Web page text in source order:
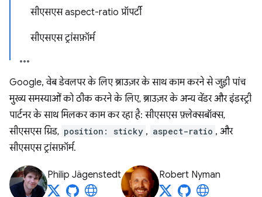
सीएसएस aspect-ratio प्रॉपर्टी
सीएसएस ट्रांसफ़ॉर्म
Google, वेब डेवलपर के लिए ब्राउज़र के साथ काम करने से जुड़ी पांच
मुख्य समस्याओं को ठीक करने के लिए, ब्राउज़र के अन्य वेंडर और इंडस्ट्री
पार्टनर के साथ मिलकर काम कर रहा है: सीएसएस फ़्लेक्सबॉक्स,
सीएसएस ग्रिड, position: sticky , aspect-ratio , और
सीएसएस ट्रांसफ़ॉर्म.
Philip Jägenstedt Robert Nyman